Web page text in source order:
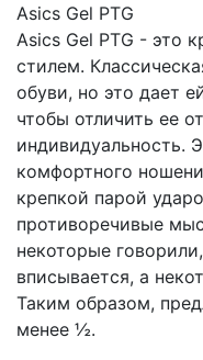
Asics Gel PTG
Asics Gel PTG - это
стилем.
обуви, но это дает
чтобы отличить ее
индивидуальность.
комфортного
крепкой парой
противоречивые
некоторые
вписывается, а
Таким образом,
менее ½.